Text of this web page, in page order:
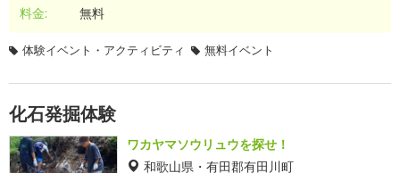
料金:
無料
体験イベント・アクティビティ 無料イベント
化石発掘体験
ワカヤマソウリュウを探せ！
和歌山県・有田郡有田川町